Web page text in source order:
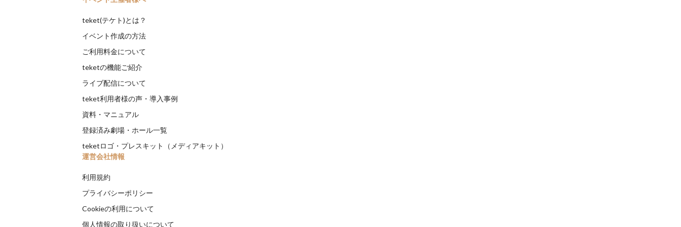
teket(テケト)とは？
イベント作成の方法
ご利用料金について
teketの機能ご紹介
ライブ配信について
teket利用者様の声・導入事例
資料・マニュアル
登録済み劇場・ホール一覧
teketロゴ・プレスキット（メディアキット）
運営会社情報
利用規約
プライバシーポリシー
Cookieの利用について
個人情報の取り扱いについて